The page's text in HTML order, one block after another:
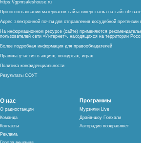
https://gpmsaleshouse.ru
При использовании материалов сайта гиперссылка на сайт
Адрес электронной почты для отправления досудебной
На информационном ресурсе (сайте) применяются
пользователей сети «Интернет», находящихся на территории
Более подробная информация для правообладателей
Правила участия в акциях, конкурсах, играх
Политика конфиденциальности
Результаты СОУТ
О нас
О радиостанции
Команда
Контакты
Реклама
Программы
Мурзилки Live
Драйв-шоу Поехали
Авторадио поздравляет